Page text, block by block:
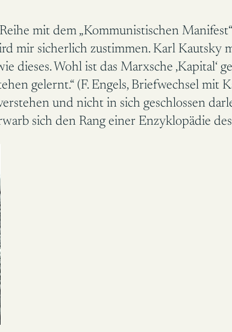
mit dem „Kommunistischen
mir sicherlich zustimmen. Karl Kautsky
dieses. Wohl ist das Marxsche ‚Kapital‘
gelernt.“ (F. Engels, Briefwechsel
und nicht in sich geschlossen
sich den Rang einer Enzyklopädie